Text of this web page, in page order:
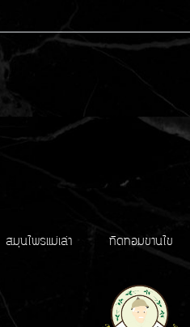
สมุนไพรแม่เล่า ทิดทอมขานไข